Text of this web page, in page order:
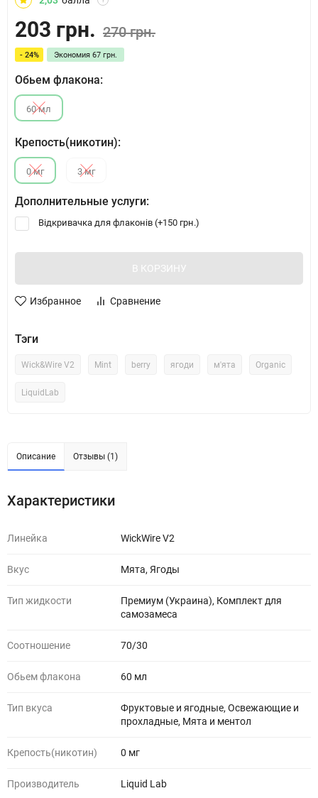
203 грн. 270 грн.
- 24% Экономия 67 грн.
Обьем флакона:
60 мл
Крепость(никотин):
0 мг 3 мг
Дополнительные услуги:
Відкривачка для флаконів (+150 грн.)
В КОРЗИНУ
Избранное Сравнение
Тэги
Wick&Wire V2 Mint berry ягоди м'ята Organic
LiquidLab
Описание Отзывы (1)
Характеристики
Линейка WickWire V2
Вкус Мята, Ягоды
Тип жидкости
Премиум (Украина), Комплект для
самозамеса
Соотношение 70/30
Обьем флакона 60 мл
Тип вкуса
Фруктовые и ягодные, Освежающие и
прохладные, Мята и ментол
Крепость(никотин) 0 мг
Производитель Liquid Lab